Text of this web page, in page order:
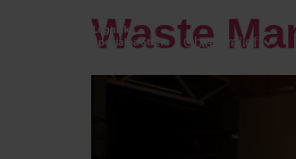
Obtain relief
Waste